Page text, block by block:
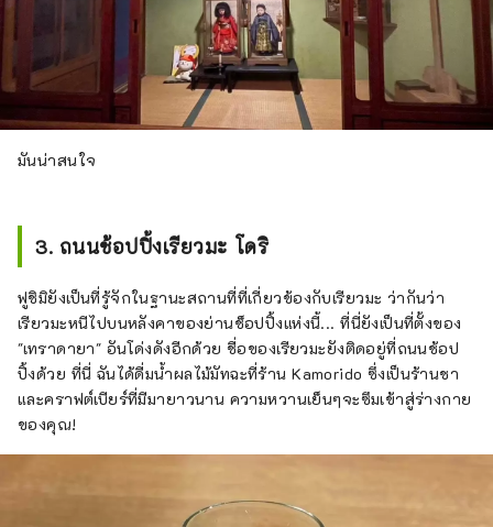
มันน่าสนใจ
3. ถนนช้อปปิ้งเรียวมะ โดริ
ฟูชิมิยังเป็นที่รู้จักในฐานะสถานที่ที่เกี่ยวข้องกับเรียวมะ ว่ากันว่า
เรียวมะหนีไปบนหลังคาของย่านช็อปปิ้งแห่งนี้... ที่นี่ยังเป็นที่ตั้งของ
"เทราดายา" อันโด่งดังอีกด้วย ชื่อของเรียวมะยังติดอยู่ที่ถนนช้อป
ปิ้งด้วย ที่นี่ ฉันได้ดื่มน้ำผลไม้มัทฉะที่ร้าน Kamorido ซึ่งเป็นร้านชา
และคราฟต์เบียร์ที่มีมายาวนาน ความหวานเย็นๆจะซึมเข้าสู่ร่างกาย
ของคุณ!